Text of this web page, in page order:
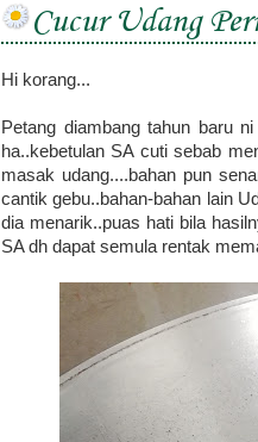
Cucur Udang
Hi korang...
Petang diambang tahun baru
ha..kebetulan SA cuti sebab
masak udang....bahan pun
cantik gebu..bahan-bahan lain
dia menarik..puas hati bila
SA dh dapat semula rentak